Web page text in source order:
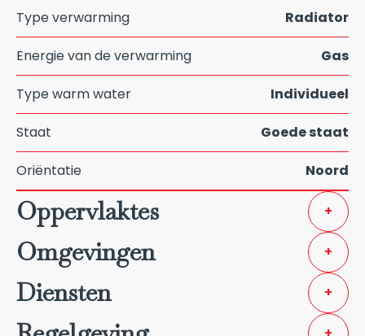
Type verwarming Radiator
Energie van de verwarming Gas
Type warm water Individueel
Staat Goede staat
Oriëntatie Noord
Oppervlaktes +
Omgevingen +
Diensten +